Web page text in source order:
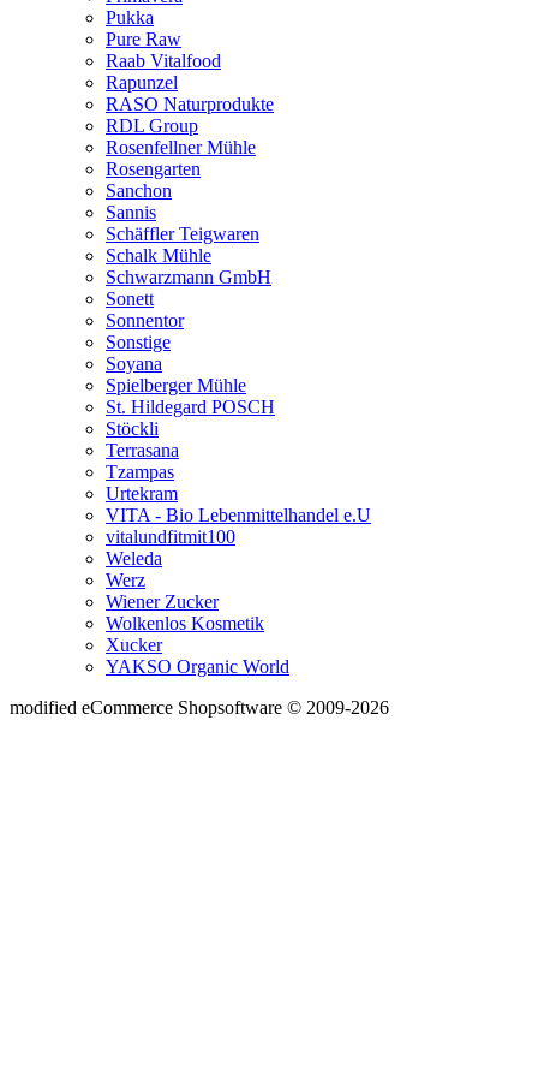
Pukka
Pure Raw
Raab Vitalfood
Rapunzel
RASO Naturprodukte
RDL Group
Rosenfellner Mühle
Rosengarten
Sanchon
Sannis
Schäffler Teigwaren
Schalk Mühle
Schwarzmann GmbH
Sonett
Sonnentor
Sonstige
Soyana
Spielberger Mühle
St. Hildegard POSCH
Stöckli
Terrasana
Tzampas
Urtekram
VITA - Bio Lebenmittelhandel e.U
vitalundfitmit100
Weleda
Werz
Wiener Zucker
Wolkenlos Kosmetik
Xucker
YAKSO Organic World
modified eCommerce Shopsoftware © 2009-2026